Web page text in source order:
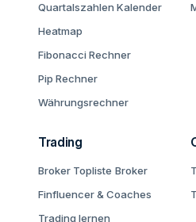
Quartalszahlen Kalender
Heatmap
Fibonacci Rechner
Pip Rechner
Währungsrechner
Trading
Broker Topliste Broker
Finfluencer & Coaches
Trading lernen